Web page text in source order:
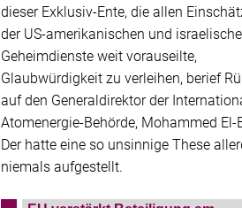
dieser Exklusiv-Ente, die allen
der US-amerikanischen und
Geheimdienste weit vorauseilte,
Glaubwürdigkeit zu verleihen, berief
auf den Generaldirektor der
Atomenergie-Behörde, Mohammed El-
Der hatte eine so unsinnige These
niemals aufgestellt.